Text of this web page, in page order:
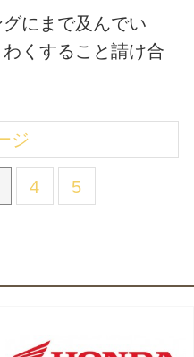
にまで及んでい
くすること請け合
4 5
ジ